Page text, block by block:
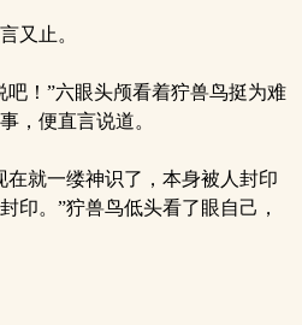
又止。
！”六眼头颅看着狞兽鸟挺为难
，便直言说道。
就一缕神识了，本身被人封印
印。”狞兽鸟低头看了眼自己，